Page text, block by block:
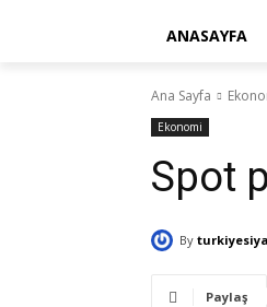
ANASAYFA
Ana Sayfa
Ekonomi
Spot
By
Paylaş